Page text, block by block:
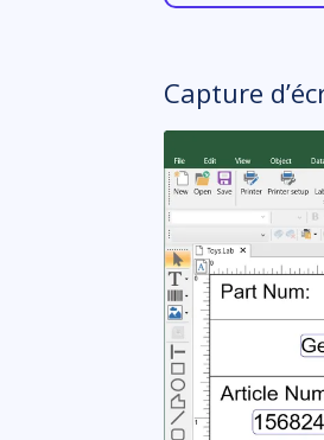
Capture